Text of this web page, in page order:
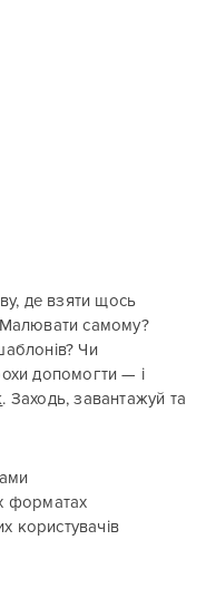
де взяти щось
самому?
Чи
допомогти — і
. Заходь, завантажуй та
форматах
користувачів